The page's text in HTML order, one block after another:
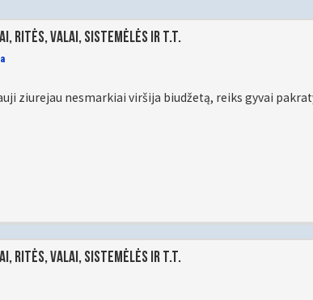
ritės, valai, sistemėlės ir t.t.
ziurejau nesmarkiai viršija biudžetą, reiks gyvai
ritės, valai, sistemėlės ir t.t.